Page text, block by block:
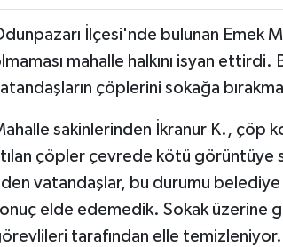
İlçesi'nde bulunan Emek
mahalle halkını isyan
çöplerini sokağa
sakinlerinden İkranur K., çöp
çöpler çevrede kötü
vatandaşlar, bu durumu
elde edemedik. Sokak üzerine
tarafından elle temizleniyor.